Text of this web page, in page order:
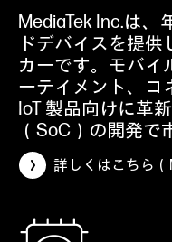
MediaTek Inc.は、
ドデバイスを提
カーです。モバイ
ーテイメント、コ
IoT 製品向けに革
（SoC）の開発で
詳しくはこちら（